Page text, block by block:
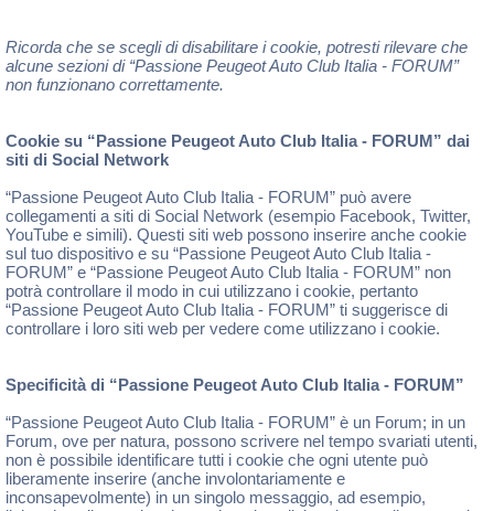
Ricorda che se scegli di disabilitare i cookie, potresti rilevare che
alcune sezioni di “Passione Peugeot Auto Club Italia - FORUM”
non funzionano correttamente.
Cookie su “Passione Peugeot Auto Club Italia - FORUM” dai
siti di Social Network
“Passione Peugeot Auto Club Italia - FORUM” può avere
collegamenti a siti di Social Network (esempio Facebook, Twitter,
YouTube e simili). Questi siti web possono inserire anche cookie
sul tuo dispositivo e su “Passione Peugeot Auto Club Italia -
FORUM” e “Passione Peugeot Auto Club Italia - FORUM” non
potrà controllare il modo in cui utilizzano i cookie, pertanto
“Passione Peugeot Auto Club Italia - FORUM” ti suggerisce di
controllare i loro siti web per vedere come utilizzano i cookie.
Specificità di “Passione Peugeot Auto Club Italia - FORUM”
“Passione Peugeot Auto Club Italia - FORUM” è un Forum; in un
Forum, ove per natura, possono scrivere nel tempo svariati utenti,
non è possibile identificare tutti i cookie che ogni utente può
liberamente inserire (anche involontariamente e
inconsapevolmente) in un singolo messaggio, ad esempio,